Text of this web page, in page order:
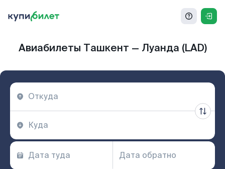
Авиабилеты Ташкент — Луанда (LAD)